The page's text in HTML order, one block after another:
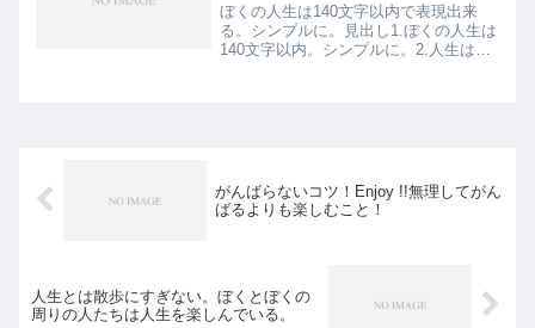
ぼくの人生は140文字以内で表現出来
る。シンプルに。見出し1.ぼくの人生は
140文字以内。シンプルに。2.人生は実
がんばらないコツ！Enjoy !!無理してがん
ばるよりも楽しむこと！
人生とは散歩にすぎない。ぼくとぼくの
周りの人たちは人生を楽しんでいる。